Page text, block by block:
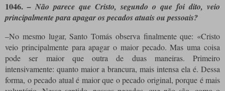
1046.– Não parece que Cristo, segundo o que foi dito, veio
principalmente para apagar os pecados atuais ou pessoais?
–No mesmo lugar, Santo Tomás observa finalmente que: «Cristo
veio principalmente para apagar o maior pecado. Mas uma coisa
pode ser maior que outra de duas maneiras. Primeiro
intensivamente: quanto maior a brancura, mais intensa ela é. Dessa
forma, o pecado atual é maior que o pecado original, porque é mais